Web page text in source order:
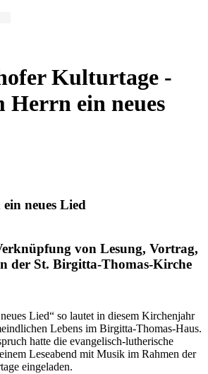
Kulturtage -
Herrn ein neues
neues Lied
von Lesung, Vortrag,
der St. Birgitta-Thomas-Kirche
Lied“ so lautet in diesem Kirchenjahr
Lebens im Birgitta-Thomas-Haus.
hatte die evangelisch-lutherische
Leseabend mit Musik im Rahmen der
eingeladen.